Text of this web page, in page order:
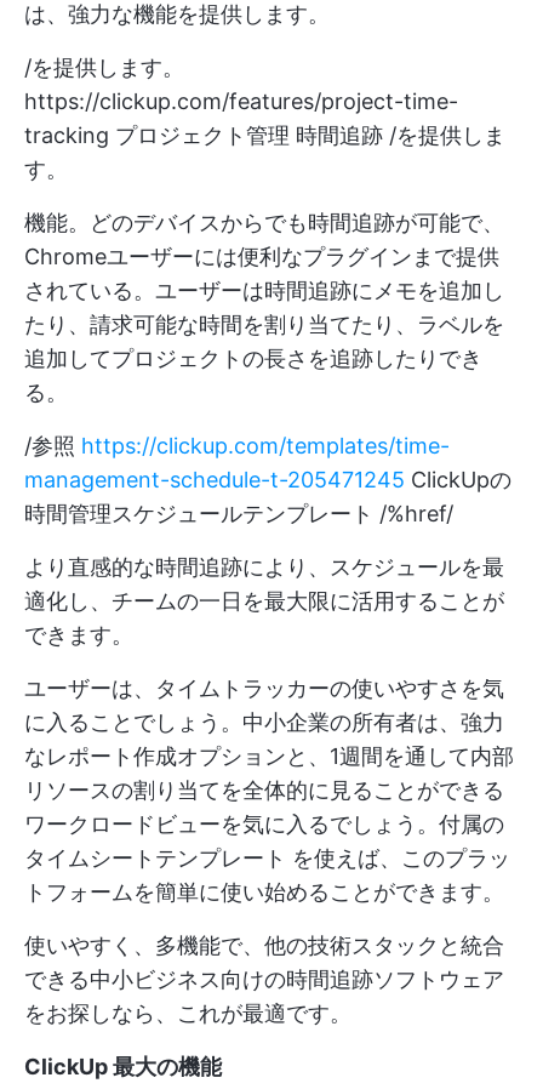
は、強力な機能を提供します。
/を提供します。
https://clickup.com/features/project-time-
tracking プロジェクト管理 時間追跡 /を提供しま
す。
機能。どのデバイスからでも時間追跡が可能で、
Chromeユーザーには便利なプラグインまで提供
されている。ユーザーは時間追跡にメモを追加し
たり、請求可能な時間を割り当てたり、ラベルを
追加してプロジェクトの長さを追跡したりでき
る。
/参照 https://clickup.com/templates/time-
management-schedule-t-205471245 ClickUpの
時間管理スケジュールテンプレート /%href/
より直感的な時間追跡により、スケジュールを最
適化し、チームの一日を最大限に活用することが
できます。
ユーザーは、タイムトラッカーの使いやすさを気
に入ることでしょう。中小企業の所有者は、強力
なレポート作成オプションと、1週間を通して内部
リソースの割り当てを全体的に見ることができる
ワークロードビューを気に入るでしょう。付属の
タイムシートテンプレート を使えば、このプラッ
トフォームを簡単に使い始めることができます。
使いやすく、多機能で、他の技術スタックと統合
できる中小ビジネス向けの時間追跡ソフトウェア
をお探しなら、これが最適です。
ClickUp 最大の機能